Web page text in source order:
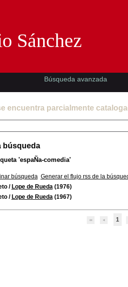
encuentra parcialmente
búsqueda
'espaÑa-comedia'
búsqueda Generar el flujo rss de la
/ Lope de Rueda(1976)
/ Lope de Rueda(1967)
1
Sánchez
Búsqueda avanzada